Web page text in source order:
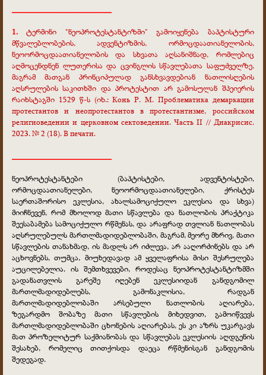
1.
ტერმინი "ნეოპროტესტანტიზმი" გამოიყენება ბაპტისტური
მწვალებლობების, ადვენტიზმის, ორმოცდაათიანელობის,
ნეოორმოცდაათიანელობის და სხვათა აღსანიშნად, რომლებიც
აღმოცენდნენ ლუთერისა და ცვინგლის სწავლებათა საფუძველზე,
მაგრამ მათგან პრინციპულად განსხვავდებიან ნათლისღების
აღსრულების საკითხში და პროტესტით არ გამოსულან შპეიერის
რაიხსტაგში 1529 წ-ს (იხ.: Конь Р. М. Проблематика демаркации
протестантов и неопротестантов в протестантизме, российском
религиоведении и церковном сектоведении. Часть II // Диакрисис.
2023. № 2 (18). В печати.
ნეოპროტესტანტები (ბაპტისტები, ადვენტისტები,
ორმოცდაათიანელები, ნეოორმოცდაათიანელები, ქრისტეს
საერთაშორისო ეკლესია, ახალსამოციქულო ეკლესია და სხვა)
მიიჩნევენ, რომ მხოლოდ მათი სწავლება და ნათლობის პრაქტიკა
შეესაბამება სამოციქულო რწმენას, და არაფრად თვლიან ნათლობას
აღსრულებულს მართლმადიდებლობაში, მაგრამ, მეორე მხრივ, მათი
სწავლების თანახმად, ის მადლს არ იძლევა, არ ააღორძინებს და არ
აცხოვნებს, თუმცა, მიუხედავად ამ ყველაფრისა მისი შესრულება
აუცილებელია. ის შემთხვევები, როდესაც ნეოპროტესტანტიზმში
გადანათვლის გარეშე იღებენ ეკლესიიდან განდგომილ
მართლმადიდებლებს, გამონაკლისია, რადგან
მართლმადიდებლობაში არსებული ნათლობის აღიარება,
ზეგარდმო შობაზე მათი სწავლების მიხედვით, გამოიწვევს
მართლმადიდებლობაში ცხონების აღიარებას, ეს კი აზრს უკარგავს
მათ პროზელიტურ საქმიანობას და სწავლებას ეკლესიის აღდგენის
შესახებ, რომელიც თითქოსდა დაეცა რწმენისგან განდგომის
შედეგად.